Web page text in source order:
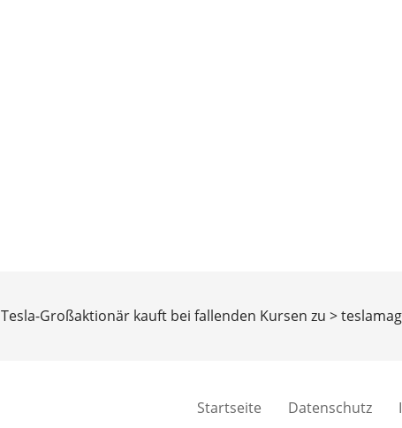
Tesla-Großaktionär kauft bei fallenden Kursen zu >
Startseite Datenschutz